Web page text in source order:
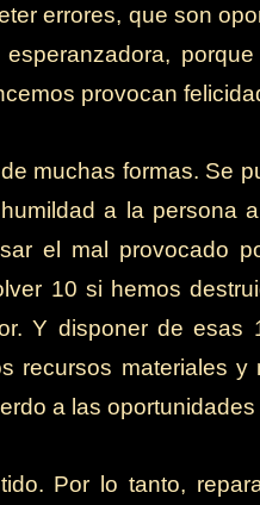
errores, que son
provocan
muchas formas. Se
a la persona
el mal provocado
10 si hemos
Y disponer de esas
recursos materiales y
a las
Por lo tanto,